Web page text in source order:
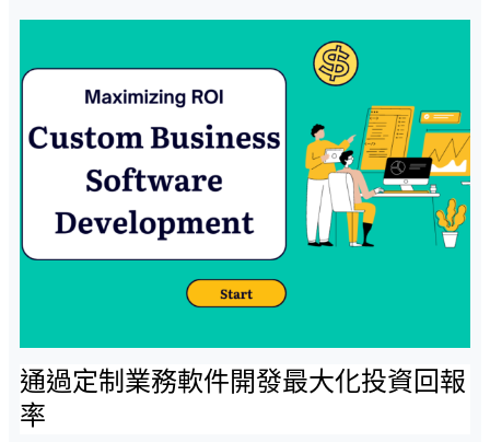
通過定制業務軟件開發最大化投資回報
率